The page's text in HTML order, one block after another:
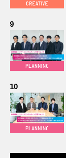
9
10